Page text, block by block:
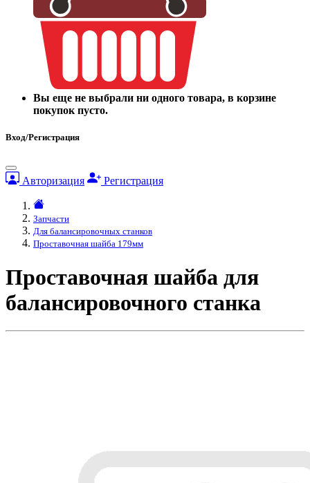
Вы еще не выбрали ни одного товара, в корзине
покупок пусто.
Вход/Регистрация
Авторизация Регистрация
Запчасти
Для балансировочных станков
Проставочная шайба 179мм
Проставочная шайба для
балансировочного станка